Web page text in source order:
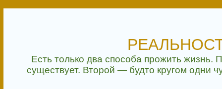
Есть только два способа прожить жизнь.
существует. Второй — будто кругом одни